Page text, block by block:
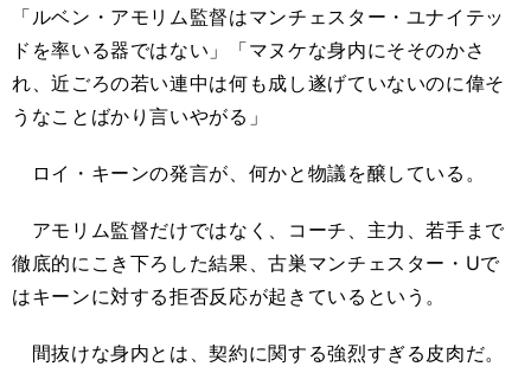
「ルベン・アモリム監督はマンチェスター・ユナイテッ
ドを率いる器ではない」「マヌケな身内にそそのかさ
れ、近ごろの若い連中は何も成し遂げていないのに偉そ
うなことばかり言いやがる」
ロイ・キーンの発言が、何かと物議を醸している。
アモリム監督だけではなく、コーチ、主力、若手まで
徹底的にこき下ろした結果、古巣マンチェスター・Uで
はキーンに対する拒否反応が起きているという。
間抜けな身内とは、契約に関する強烈すぎる皮肉だ。